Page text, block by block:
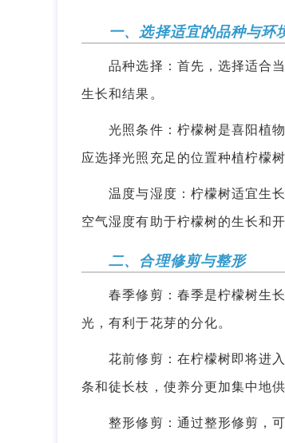
一、选择适宜的品种与环
品种选择：首先，选择适合当
生长和结果。
光照条件：柠檬树是喜阳植物
应选择光照充足的位置种植柠檬树
温度与湿度：柠檬树适宜生长
空气湿度有助于柠檬树的生长和开
二、合理修剪与整形
春季修剪：春季是柠檬树生长
光，有利于花芽的分化。
花前修剪：在柠檬树即将进入
条和徒长枝，使养分更加集中地供
整形修剪：通过整形修剪，可